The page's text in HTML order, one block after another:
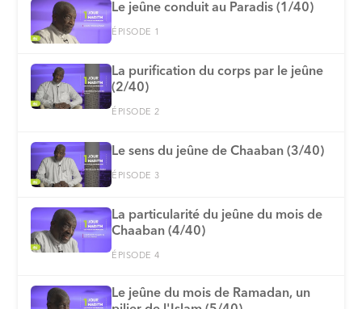
Le jeûne conduit au Paradis (1/40)
ÉPISODE 1
La purification du corps par le jeûne
(2/40)
ÉPISODE 2
Le sens du jeûne de Chaaban (3/40)
ÉPISODE 3
La particularité du jeûne du mois de
Chaaban (4/40)
ÉPISODE 4
Le jeûne du mois de Ramadan, un